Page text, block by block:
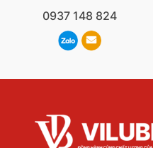
0937 148 824